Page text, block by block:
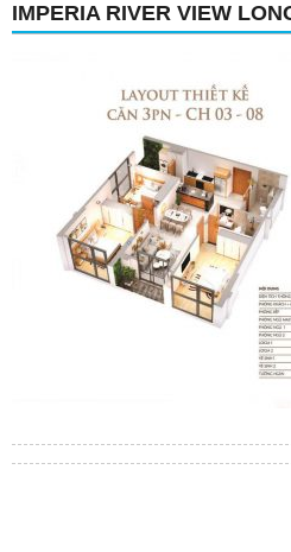
IMPERIA RIVER VIEW